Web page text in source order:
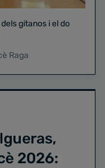
gitanos i el do
Raga
2026: